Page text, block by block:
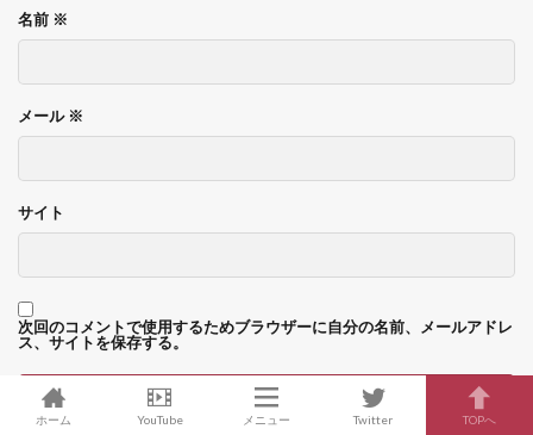
名前 ※
メール ※
サイト
次回のコメントで使用するためブラウザーに自分の名前、メールアドレ
ス、サイトを保存する。
ホーム YouTube メニュー Twitter TOPへ